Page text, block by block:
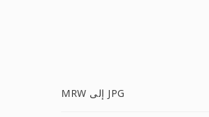
MRW إلى JPG